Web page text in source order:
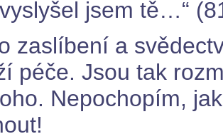
jsem tě…“
zaslíbení a
péče. Jsou tak
Nepochopím,